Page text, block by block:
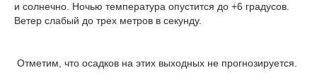
и солнечно. Ночью температура опустится до +6 градусов.
Ветер слабый до трех метров в секунду.
Отметим, что осадков на этих выходных не прогнозируется.